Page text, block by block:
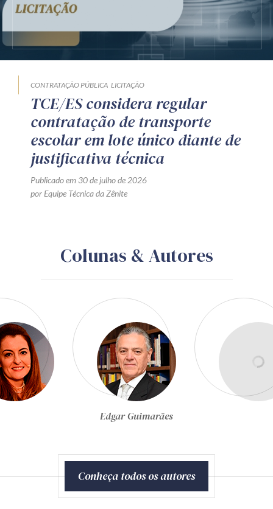
CONTRATAÇÃO PÚBLICA LICITAÇÃO
TCE/ES considera regular
contratação de transporte
escolar em lote único diante de
justificativa técnica
Publicado em 30 de julho de 2026
por Equipe Técnica da Zênite
Colunas & Autores
Egon Bockmann Moreira
Conheça todos os autores